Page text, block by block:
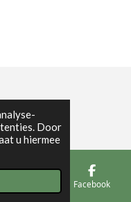
Door
u hiermee
Facebook